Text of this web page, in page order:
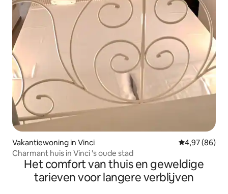
Vakantiewoning in Vinci Gemiddelde
4,97 (86)
Charmant huis in Vinci 's oude stad
Het comfort van thuis en geweldige
tarieven voor langere verblijven